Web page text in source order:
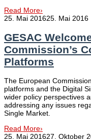
Read More›
25. Mai 201625. Mai 2016
GESAC
Commission’s
Platforms
The European
platforms and the Digital
wider policy perspectives
addressing any issues
Single Market.
Read More›
25. Mai 201627. Oktober